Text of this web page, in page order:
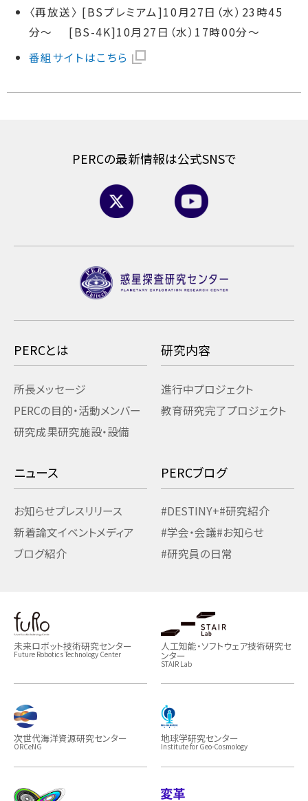
〈再放送〉 [BSプレミアム]10月27日（水）23時45
分～ [BS-4K]10月27日（水）17時00分～
番組サイトはこちら
PERCの最新情報は公式SNSで
PERCとは
所長メッセージ
PERCの目的・活動メンバー
研究成果研究施設・設備
研究内容
進行中プロジェクト
教育研究完了プロジェクト
ニュース
お知らせプレスリリース
新着論文イベントメディア
ブログ紹介
PERCブログ
#DESTINY+#研究紹介
#学会・会議#お知らせ
#研究員の日常
未来ロボット技術研究センター
Future Robotics Technology Center
人工知能・ソフトウェア技術研究セ
ンター
STAIR Lab
次世代海洋資源研究センター
ORCeNG
地球学研究センター
Institute for Geo-Cosmology